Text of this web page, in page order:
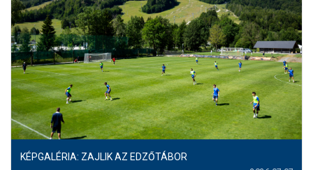
KÉPGALÉRIA: ZAJLIK AZ EDZŐTÁBOR